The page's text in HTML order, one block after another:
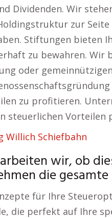
Dividenden. Wir
zur
Stiftungen bieten
zu bewahren. Wir
oder
zu profitieren.
steuerlichen Vorteilen
Willich Schiefbahn
wir, ob
die
für Ihre
die perfekt auf Ihre